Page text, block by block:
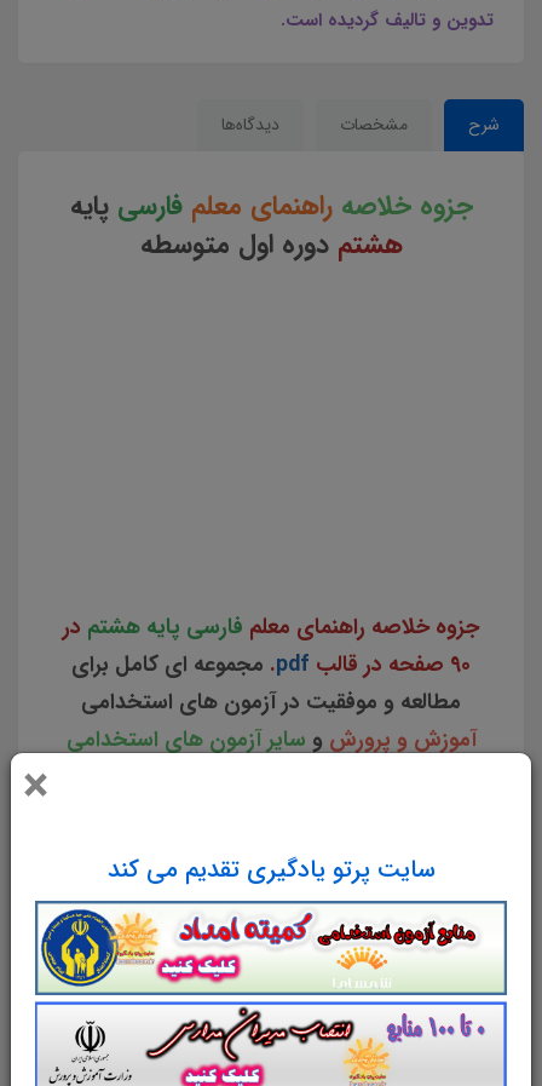
×
سایت پرتو یادگیری تقدیم می کند
تدوین و تالیف گردیده است.
شرح مشخصات دیدگاه‌ها
جزوه خلاصه راهنمای معلمفارسیپایه
هشتم دوره اول متوسطه
جزوه خلاصه راهنمای معلم فارسی پایه هشتم در
90 صفحه در قالب pdf
. مجموعه ای کامل برای
مطالعه و موفقیت در آزمون های استخدامی
آموزش و پرورش و سایر آزمون های استخدامی
ذهنی و آمادگی برای آزمون شما عزیزان باشد.
مجموعه خلاصه نکات برجسته و کلیدی راهنمای
معلم فارسی پایههشتمبرای تجمیع، جمع بندی و
مرور سریعمتناسب با سرفصل های اعلامی آزمون
استخدامی آموزش و پرورشطراحی و تدوین
شده است.